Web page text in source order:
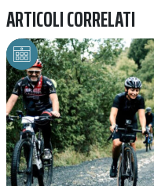
ARTICOLI CORRELATI